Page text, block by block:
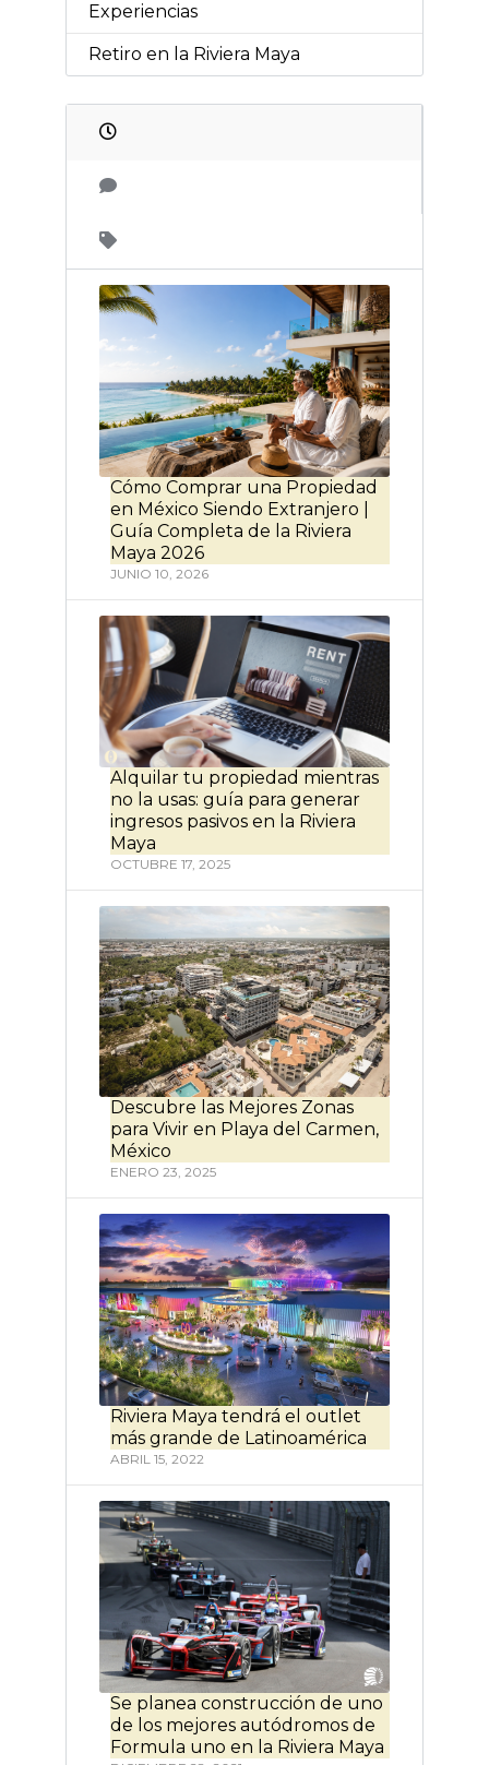
Experiencias
Retiro en la Riviera Maya
Cómo Comprar una Propiedad
en México Siendo Extranjero |
Guía Completa de la Riviera
Maya 2026
JUNIO 10, 2026
Alquilar tu propiedad mientras
no la usas: guía para generar
ingresos pasivos en la Riviera
Maya
OCTUBRE 17, 2025
Descubre las Mejores Zonas
para Vivir en Playa del Carmen,
México
ENERO 23, 2025
Riviera Maya tendrá el outlet
más grande de Latinoamérica
ABRIL 15, 2022
Se planea construcción de uno
de los mejores autódromos de
Formula uno en la Riviera Maya